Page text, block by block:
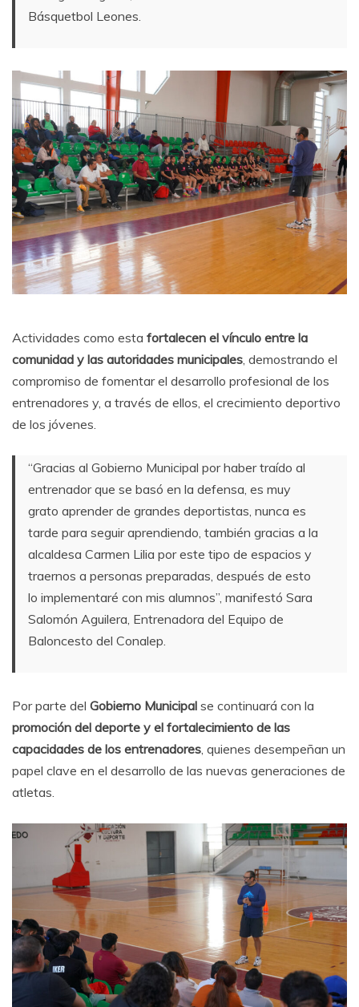
Básquetbol Leones.
Actividades como esta fortalecen el vínculo entre la
comunidad y las autoridades municipales, demostrando el
compromiso de fomentar el desarrollo profesional de los
entrenadores y, a través de ellos, el crecimiento deportivo
de los jóvenes.
“Gracias al Gobierno Municipal por haber traído al
entrenador que se basó en la defensa, es muy
grato aprender de grandes deportistas, nunca es
tarde para seguir aprendiendo, también gracias a la
alcaldesa Carmen Lilia por este tipo de espacios y
traernos a personas preparadas, después de esto
lo implementaré con mis alumnos”, manifestó Sara
Salomón Aguilera, Entrenadora del Equipo de
Baloncesto del Conalep.
Por parte del Gobierno Municipal se continuará con la
promoción del deporte y el fortalecimiento de las
capacidades de los entrenadores, quienes desempeñan un
papel clave en el desarrollo de las nuevas generaciones de
atletas.